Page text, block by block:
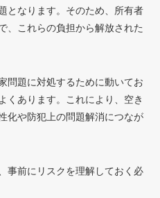
となります。そのため、所有者
、これらの負担から解放された
問題に対処するために動いてお
くあります。これにより、空き
化や防犯上の問題解消につなが
事前にリスクを理解しておく必